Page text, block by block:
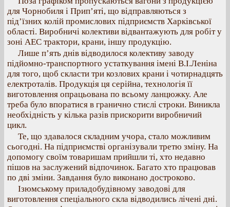
для Чорнобиля і Прип’яті, що відправляються з
під’їзних колій промислових підприємств Харківської
області. Виробничі колективи відвантажують для робіт у
зоні АЕС трактори, крани, іншу продукцію.
Лише п’ять днів відводилося колективу заводу
підйомно-транспортного устаткування імені В.І.Леніна
для того, щоб скласти три козлових крани і чотирнадцять
електроталів. Продукція ця серійна, технологія її
виготовлення опрацьована по всьому ланцюжку. Але
треба було впоратися в гранично стислі строки. Виникла
необхідність у кілька разів прискорити виробничий
цикл.
Те, що здавалося складним учора, стало можливим
сьогодні. На підприємстві організували третю зміну. На
допомогу своїм товаришам прийшли ті, хто недавно
пішов на заслужений відпочинок. Багато хто працював
по дві зміни. Завдання було виконано достроково.
Ізюмському приладобудівному заводові для
виготовлення спеціального скла відводились лічені дні.